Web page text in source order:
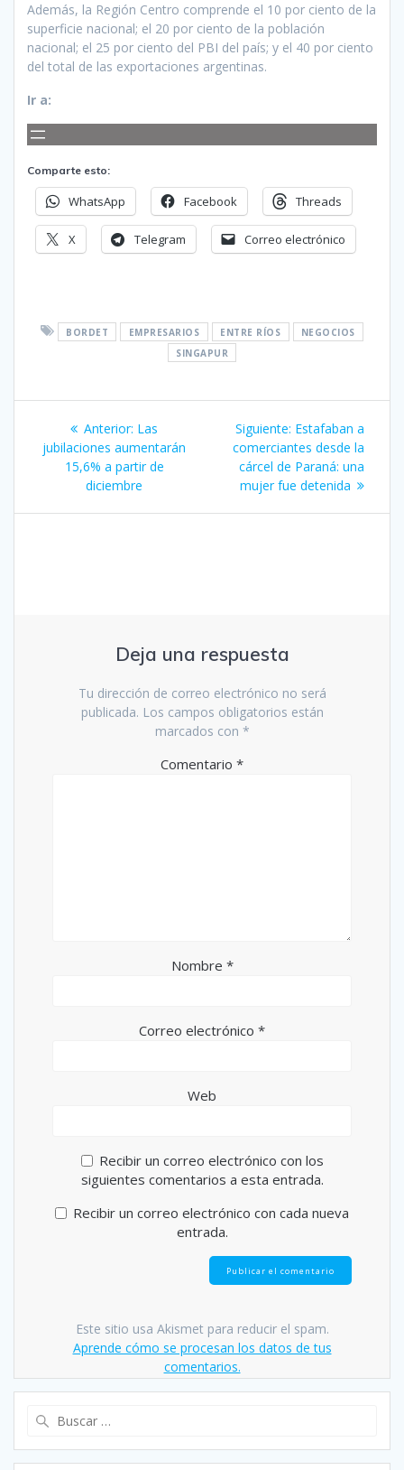
Además, la Región Centro comprende el 10 por ciento de la
superficie nacional; el 20 por ciento de la población
nacional; el 25 por ciento del PBI del país; y el 40 por ciento
del total de las exportaciones argentinas.
Ir a:
Comparte esto:
WhatsApp Facebook Threads
X Telegram Correo electrónico
BORDET EMPRESARIOS ENTRE RÍOS
NEGOCIOS
SINGAPUR
Navegación
de
entradas
Anterior: Entrada
anterior:
Las
jubilaciones aumentarán
15,6% a partir de
diciembre
Siguiente: Siguiente
entrada:
Estafaban a
comerciantes desde la
cárcel de Paraná: una
mujer fue detenida
Deja una respuesta
Tu dirección de correo electrónico no será
publicada. Los campos obligatorios están
marcados con *
Comentario *
Nombre *
Correo electrónico *
Web
Recibir un correo electrónico con los
siguientes comentarios a esta entrada.
Recibir un correo electrónico con cada nueva
entrada.
Este sitio usa Akismet para reducir el spam.
Aprende cómo se procesan los datos de tus
comentarios.